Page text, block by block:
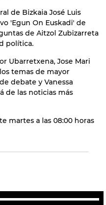
de Bizkaia José Luis
'Egun On Euskadi' de
de Aitzol Zubizarreta
política.
Ubarretxena, Jose Mari
temas de mayor
debate y Vanessa
de las noticias más
martes a las 08:00 horas